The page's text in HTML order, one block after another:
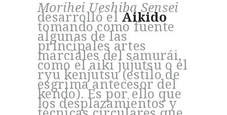
Morihei Ueshiba Sensei
desarrolló el Aikido
tomando como fuente
algunas de las
principales artes
marciales del samurái,
como el aiki jujutsu o el
ryu kenjutsu (estilo de
esgrima antecesor del
kendo). Es por ello que
los desplazamientos y